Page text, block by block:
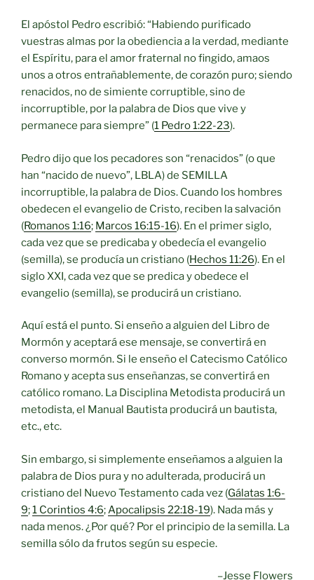
El apóstol Pedro escribió: “Habiendo purificado
vuestras almas por la obediencia a la verdad, mediante
el Espíritu, para el amor fraternal no fingido, amaos
unos a otros entrañablemente, de corazón puro; siendo
renacidos, no de simiente corruptible, sino de
incorruptible, por la palabra de Dios que vive y
permanece para siempre” (1 Pedro 1:22-23).
Pedro dijo que los pecadores son “renacidos” (o que
han “nacido de nuevo”, LBLA) de SEMILLA
incorruptible, la palabra de Dios. Cuando los hombres
obedecen el evangelio de Cristo, reciben la salvación
(Romanos 1:16; Marcos 16:15-16). En el primer siglo,
cada vez que se predicaba y obedecía el evangelio
(semilla), se producía un cristiano (Hechos 11:26). En el
siglo XXI, cada vez que se predica y obedece el
evangelio (semilla), se producirá un cristiano.
Aquí está el punto. Si enseño a alguien del Libro de
Mormón y aceptará ese mensaje, se convertirá en
converso mormón. Si le enseño el Catecismo Católico
Romano y acepta sus enseñanzas, se convertirá en
católico romano. La Disciplina Metodista producirá un
metodista, el Manual Bautista producirá un bautista,
etc., etc.
Sin embargo, si simplemente enseñamos a alguien la
palabra de Dios pura y no adulterada, producirá un
cristiano del Nuevo Testamento cada vez (Gálatas 1:6-
9;1 Corintios 4:6;Apocalipsis 22:18-19). Nada más y
nada menos. ¿Por qué? Por el principio de la semilla. La
semilla sólo da frutos según su especie.
–Jesse Flowers